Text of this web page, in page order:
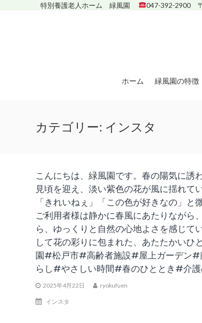
特別養護老人ホーム 緑風園 047-392-2900
ホーム 緑風園の特徴
カテゴリー: インスタ
こんにちは、緑風園です。春の陽気に
見頃を迎え、淡い紫色の花が風に揺れて
「きれいねぇ」「この色が好きなの」
ご利用者様は静かに春風にあたりながら
ら、ゆっくりと自然の心地よさを感じて
して花の彩りに包まれた、あたたかい
園#松戸市#高齢者施設#屋上ガーデン
らし#やさしい時間#春のひととき#介護
2025年4月22日 ryokufuen
インスタ